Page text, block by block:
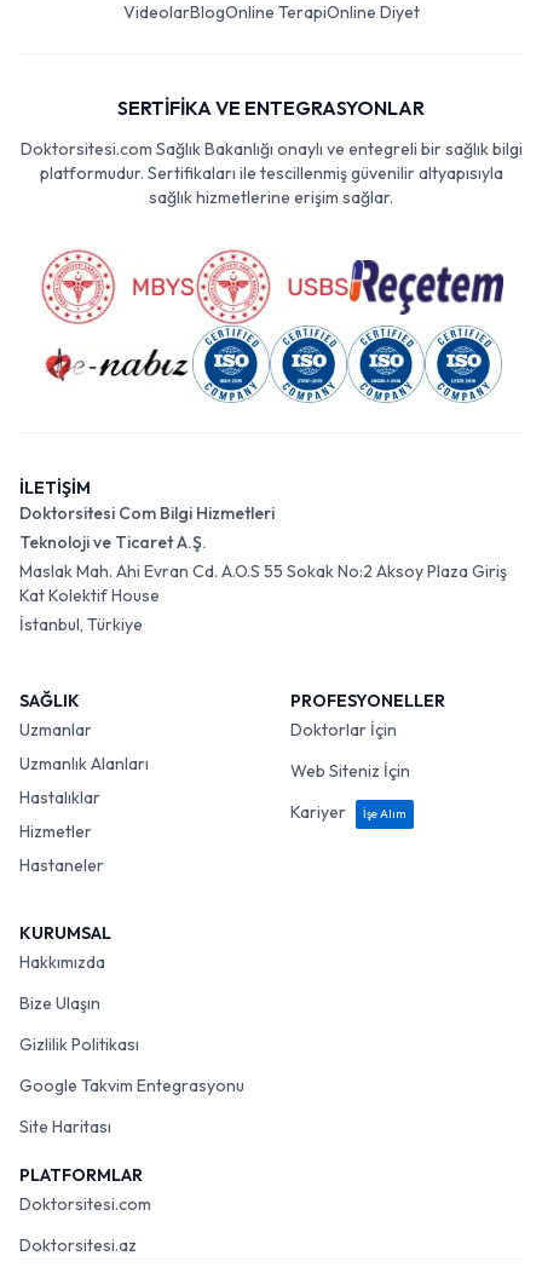
VideolarBlogOnline TerapiOnline Diyet
SERTİFİKA VE ENTEGRASYONLAR
Doktorsitesi.com Sağlık Bakanlığı onaylı ve entegreli bir sağlık bilgi
platformudur. Sertifikaları ile tescillenmiş güvenilir altyapısıyla
sağlık hizmetlerine erişim sağlar.
İLETİŞİM
Doktorsitesi Com Bilgi Hizmetleri
Teknoloji ve Ticaret A.Ş.
Maslak Mah. Ahi Evran Cd. A.O.S 55 Sokak No:2 Aksoy Plaza Giriş
Kat Kolektif House
İstanbul, Türkiye
SAĞLIK
Uzmanlar
Uzmanlık Alanları
Hastalıklar
Hizmetler
Hastaneler
PROFESYONELLER
Doktorlar İçin
Web Siteniz İçin
Kariyer
İşe Alım
KURUMSAL
Hakkımızda
Bize Ulaşın
Gizlilik Politikası
Google Takvim Entegrasyonu
Site Haritası
PLATFORMLAR
Doktorsitesi.com
Doktorsitesi.az